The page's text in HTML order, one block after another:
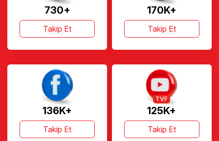
730+
Takip Et
170K+
Takip Et
136K+
Takip Et
125K+
TVF
Takip Et